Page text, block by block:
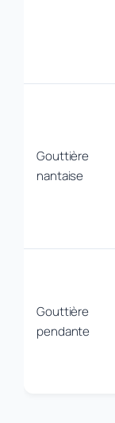
Gouttière
nantaise
Gouttière
pendante